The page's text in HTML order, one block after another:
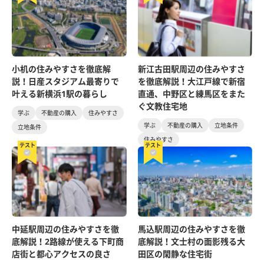
小机の住みやすさを徹底解
説！日産スタジアム最寄りで
叶える新横浜1駅の暮らし
学ぶ 不動産の購入
住みやすさ
立地条件
新江古田駅周辺の住みやすさ
を徹底解説！大江戸線で新宿
直通、中野区と練馬区をまた
ぐ文教住宅地
学ぶ 不動産の購入
立地条件
住みやすさ
テスト
中延駅周辺の住みやすさを徹
底解説！2路線が使える下町商
店街と都心アクセスの良さ
テスト
馬込駅周辺の住みやすさを徹
底解説！文士村の面影残る大
田区の閑静な住宅街